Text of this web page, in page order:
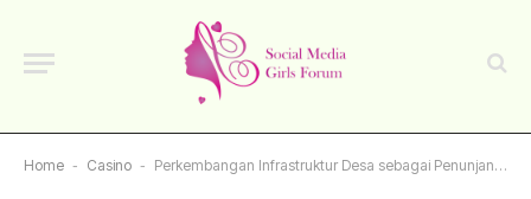
Home - Casino - Perkembangan Infrastruktur Desa sebagai Penunjang Kemajuan Masyarakat